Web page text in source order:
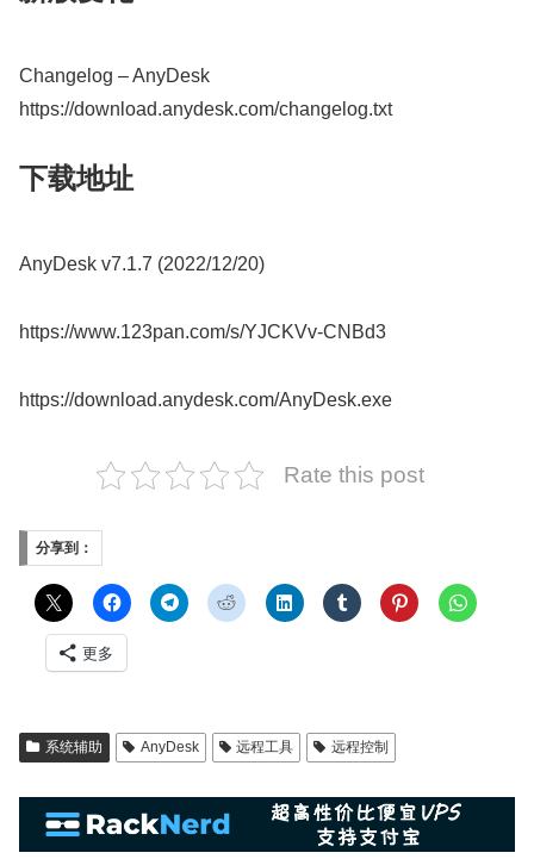
Changelog – AnyDesk
https://download.anydesk.com/changelog.txt
下载地址
AnyDesk v7.1.7 (2022/12/20)
https://www.123pan.com/s/YJCKVv-CNBd3
https://download.anydesk.com/AnyDesk.exe
Rate this post
分享到：
更多
系统辅助 AnyDesk 远程工具 远程控制